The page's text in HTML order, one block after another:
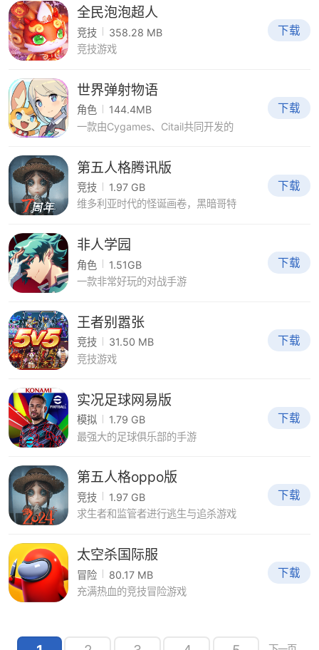
全民泡泡超人
竞技
358.28 MB
竞技游戏
下载
世界弹射物语
角色
144.4MB
一款由Cygames、Citail共同开发的
下载
第五人格腾讯版
竞技
1.97 GB
维多利亚时代的怪诞画卷，黑暗哥特
下载
非人学园
角色
1.51GB
一款非常好玩的对战手游
下载
王者别嚣张
竞技
31.50 MB
竞技游戏
下载
实况足球网易版
模拟
1.79 GB
最强大的足球俱乐部的手游
下载
第五人格oppo版
竞技
1.97 GB
求生者和监管者进行逃生与追杀游戏
下载
太空杀国际服
冒险
80.17 MB
充满热血的竞技冒险游戏
下载